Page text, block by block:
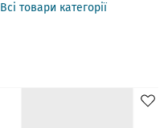
Всі товари категорії